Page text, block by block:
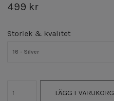
499 kr
Storlek & kvalitet
16 - Silver
LÄGG I VARUKORG